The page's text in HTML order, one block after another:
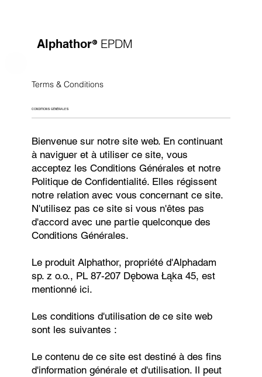
Alphathor® EPDM
Terms & Conditions
CONDITIONS GÉNÉRALES
Bienvenue sur notre site web. En continuant
à naviguer et à utiliser ce site, vous
acceptez les Conditions Générales et notre
Politique de Confidentialité. Elles régissent
notre relation avec vous concernant ce site.
N'utilisez pas ce site si vous n'êtes pas
d'accord avec une partie quelconque des
Conditions Générales.
Le produit Alphathor, propriété d'Alphadam
sp. z o.o., PL 87-207 Dębowa Łąka 45, est
mentionné ici.
Les conditions d'utilisation de ce site web
sont les suivantes :
Le contenu de ce site est destiné à des fins
d'information générale et d'utilisation. Il peut